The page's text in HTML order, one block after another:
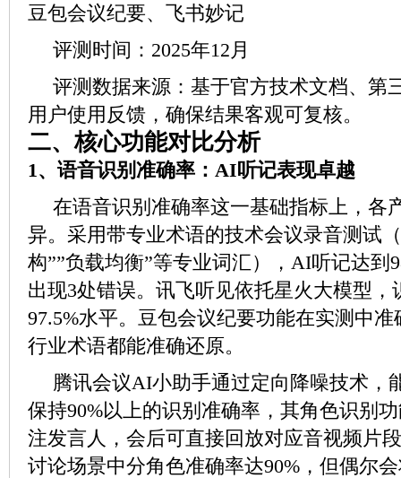
豆包会议纪要、飞书妙记
评测时间：2025年12月
评测数据来源：基于官方技术文档、第
用户使用反馈，确保结果客观可复核。
二、核心功能对比分析
1、 语音识别准确率：AI听记表现卓越
在语音识别准确率这一基础指标上，各
异。采用带专业术语的技术会议录音测试
构””负载均衡”等专业词汇），AI听记达到
出现3处错误。讯飞听见依托星火大模型，
97.5%水平。豆包会议纪要功能在实测中准
行业术语都能准确还原。
腾讯会议AI小助手通过定向降噪技术，
保持90%以上的识别准确率，其角色识别
注发言人，会后可直接回放对应音视频片
讨论场景中分角色准确率达90%，但偶尔